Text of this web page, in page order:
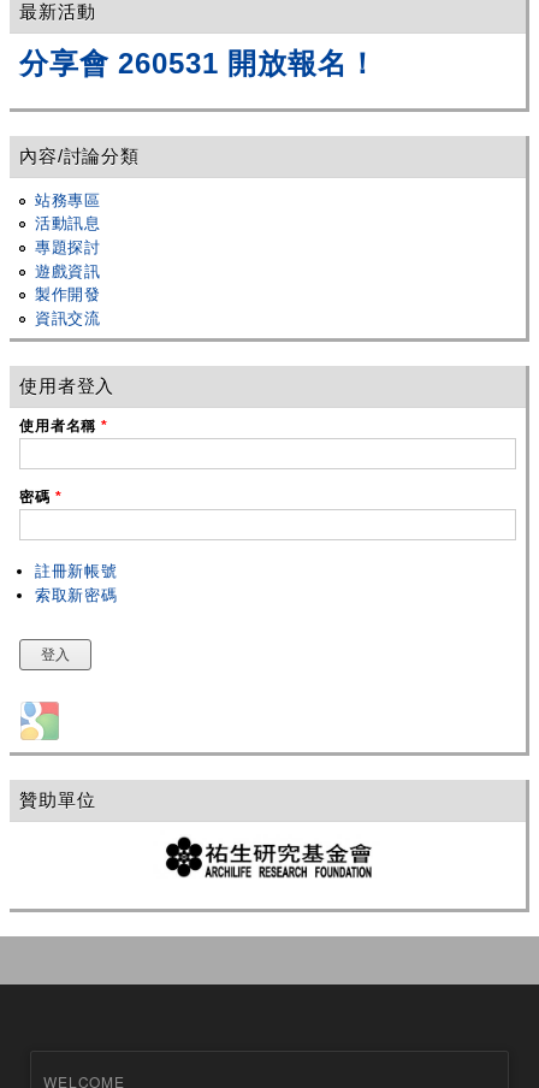
最新活動
分享會 260531 開放報名！
內容/討論分類
站務專區
活動訊息
專題探討
遊戲資訊
製作開發
資訊交流
使用者登入
使用者名稱*
密碼 *
註冊新帳號
索取新密碼
Login with Google
贊助單位
WELCOME